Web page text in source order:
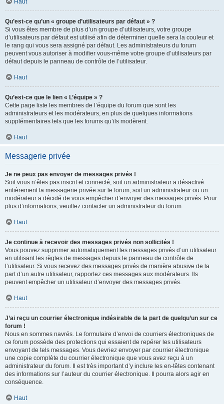
Haut
Qu’est-ce qu’un « groupe d’utilisateurs par défaut » ?
Si vous êtes membre de plus d’un groupe d’utilisateurs, votre groupe
d’utilisateurs par défaut est utilisé afin de déterminer quelle sera la couleur et
le rang qui vous sera assigné par défaut. Les administrateurs du forum
peuvent vous autoriser à modifier vous-même votre groupe d’utilisateurs par
défaut depuis le panneau de contrôle de l’utilisateur.
Haut
Qu’est-ce que le lien « L’équipe » ?
Cette page liste les membres de l’équipe du forum que sont les
administrateurs et les modérateurs, en plus de quelques informations
supplémentaires tels que les forums qu’ils modèrent.
Haut
Messagerie privée
Je ne peux pas envoyer de messages privés !
Soit vous n’êtes pas inscrit et connecté, soit un administrateur a désactivé
entièrement la messagerie privée sur le forum, soit un administrateur ou un
modérateur a décidé de vous empêcher d’envoyer des messages privés. Pour
plus d’informations, veuillez contacter un administrateur du forum.
Haut
Je continue à recevoir des messages privés non sollicités !
Vous pouvez supprimer automatiquement les messages privés d’un utilisateur
en utilisant les règles de messages depuis le panneau de contrôle de
l’utilisateur. Si vous recevez des messages privés de manière abusive de la
part d’un autre utilisateur, rapportez ces messages aux modérateurs. Ils
peuvent empêcher un utilisateur d’envoyer des messages privés.
Haut
J’ai reçu un courrier électronique indésirable de la part de quelqu’un sur ce
forum !
Nous en sommes navrés. Le formulaire d’envoi de courriers électroniques de
ce forum possède des protections qui essaient de repérer les utilisateurs
envoyant de tels messages. Vous devriez envoyer par courrier électronique
une copie complète du courrier électronique que vous avez reçu à un
administrateur du forum. Il est très important d’y inclure les en-têtes contenant
des informations sur l’auteur du courrier électronique. Il pourra alors agir en
conséquence.
Haut